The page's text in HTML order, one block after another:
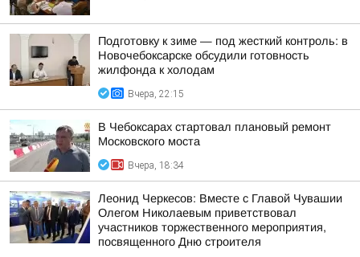
Подготовку к зиме — под жесткий контроль: в
Новочебоксарске обсудили готовность
жилфонда к холодам
Вчера, 22:15
В Чебоксарах стартовал плановый ремонт
Московского моста
Вчера, 18:34
Леонид Черкесов: Вместе с Главой Чувашии
Олегом Николаевым приветствовал
участников торжественного мероприятия,
посвященного Дню строителя